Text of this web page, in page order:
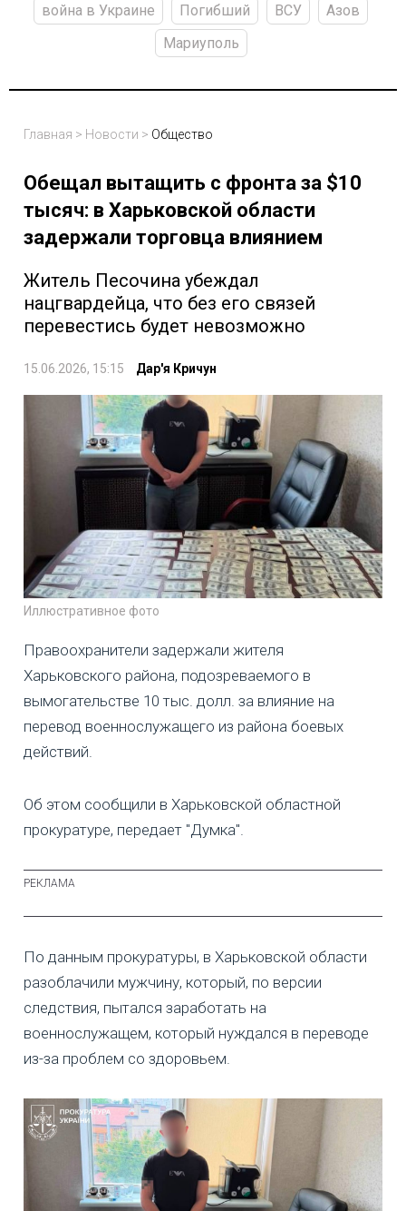
война в Украине
Погибший ВСУ
Азов
Мариуполь
Главная > Новости > Общество
Обещал вытащить с фронта за $10
тысяч: в Харьковской области
задержали торговца влиянием
Житель Песочина убеждал
нацгвардейца, что без его связей
перевестись будет невозможно
15.06.2026, 15:15 Дар'я Кричун
Иллюстративное фото
Правоохранители задержали жителя
Харьковского района, подозреваемого в
вымогательстве 10 тыс. долл. за влияние на
перевод военнослужащего из района боевых
действий.
Об этом сообщили в Харьковской областной
прокуратуре, передает "Думка".
По данным прокуратуры, в Харьковской области
разоблачили мужчину, который, по версии
следствия, пытался заработать на
военнослужащем, который нуждался в переводе
из-за проблем со здоровьем.